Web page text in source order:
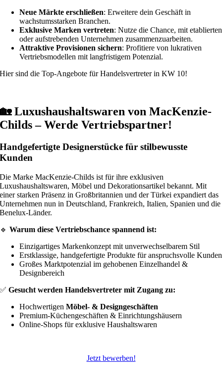
Neue Märkte erschließen: Erweitere dein Geschäft in
wachstumsstarken Branchen.
Exklusive Marken vertreten: Nutze die Chance, mit etablierten
oder aufstrebenden Unternehmen zusammenzuarbeiten.
Attraktive Provisionen sichern: Profitiere von lukrativen
Vertriebsmodellen mit langfristigem Potenzial.
Hier sind die Top-Angebote für Handelsvertreter in KW 10!
🏡 Luxushaushaltswaren von MacKenzie-
Childs – Werde Vertriebspartner!
Handgefertigte Designerstücke für stilbewusste
Kunden
Die Marke MacKenzie-Childs ist für ihre exklusiven
Luxushaushaltswaren, Möbel und Dekorationsartikel bekannt. Mit
einer starken Präsenz in Großbritannien und der Türkei expandiert das
Unternehmen nun in Deutschland, Frankreich, Italien, Spanien und die
Benelux-Länder.
🔹Warum diese Vertriebschance spannend ist:
Einzigartiges Markenkonzept mit unverwechselbarem Stil
Erstklassige, handgefertigte Produkte für anspruchsvolle Kunden
Großes Marktpotenzial im gehobenen Einzelhandel &
Designbereich
✅Gesucht werden Handelsvertreter mit Zugang zu:
HochwertigenMöbel- & Designgeschäften
Premium-Küchengeschäften & Einrichtungshäusern
Online-Shops für exklusive Haushaltswaren
Jetzt bewerben!